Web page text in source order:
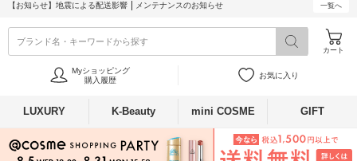
【お知らせ】 地震による配送影響 メンテナンスのお知らせ 一覧へ
ブランド名・キーワードから探す
カート
Myショッピング
購入履歴
お気に入り
LUXURY K-Beauty mini COSME GIFT